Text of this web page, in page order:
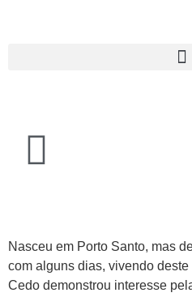
Nasceu em Porto Santo, mas
com alguns dias, vivendo
Cedo demonstrou interesse